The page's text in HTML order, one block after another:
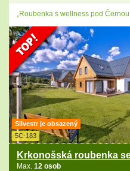
„Roubenka s wellness pod
Silvestr je obsazený
5C-183
Krkonošská roubenka
Max. 12 osob